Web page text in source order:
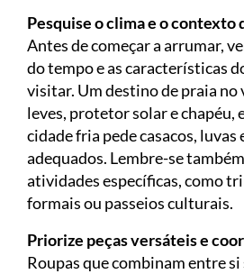
Pesquise o clima e o contexto
Antes de começar a arrumar,
do tempo e as características
visitar. Um destino de praia no
leves, protetor solar e chapéu,
cidade fria pede casacos, luvas
adequados. Lembre-se
atividades específicas, como
formais ou passeios culturais.
Priorize peças versáteis e
Roupas que combinam entre si